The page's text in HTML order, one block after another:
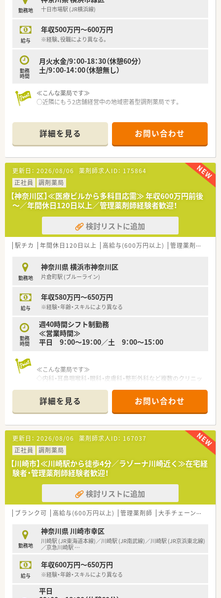
■常に複数名体制で働ける環境を重視し、精神的なゆとりを持ち
ながら丁寧な服薬指導を行いたい方にぴったりの職場です。
勤務地 十日市場駅 (JR横浜線)
給与
年収500万円～600万円
※経験、役職により異なる。
勤務
時間
月火水金/9：00-18：30（休憩60分）
土/9：00-14：00（休憩無し）
≪こんな薬局です≫
○近隣にもう2店舗経営中の地域密着型調剤薬局です。
詳細を見る お問い合わせ
更新日： 2026/08/06 薬剤師求人ID： 175864
正社員
調剤薬局
【神奈川区】≪医療ビルから多科目応需≫ 年収600万円前後
～／年間休日120日以上／管理薬剤師経験者歓迎！
検討リストに追加
駅チカ 年間休日120日以上 高給与(600万円以上) 管理薬剤師
勤務地
神奈川県 横浜市神奈川区
片倉町駅 (ブルーライン)
給与
年収580万円～650万円
※経験・年齢・スキルにより異なる
勤務
時間
週40時間シフト制勤務
≪営業時間≫
平日 9：00～19：00／土 9：00～15：00
≪こんな薬局です≫
◇内科・耳鼻咽喉科・眼科・皮膚科・整形外科など複数のクリニッ
ビルにある調剤薬局です。
また、駅から近いこともあり幅広く処方せんを受けています。
◇店舗内は待合・調剤室共に広々としているため動線が確保され
ています。
◇近隣にお住まいの方が利用されているため、患者様はリピータ
ーばかり。
顔見知りの方も出来るので、コミュニケーションを大切にして
います。
◇幅広い年齢層が活躍している薬局！
詳細を見る お問い合わせ
更新日： 2026/08/06 薬剤師求人ID： 167037
正社員
調剤薬局
【川崎市】≪川崎駅から徒歩4分／ラゾーナ川崎近く≫在宅経
験者・管理薬剤師経験者歓迎！
検討リストに追加
ブランク可 高給与(600万円以上) 管理薬剤師 大手チェーン以外
勤務地
神奈川県 川崎市幸区
川崎駅 (JR東海道本線)／川崎駅 (JR南武線)／川崎駅 (JR京浜東北線)
／京急川崎駅 …
給与
年収600万円～650万円
※経験・年齢・スキルにより異なる
平日